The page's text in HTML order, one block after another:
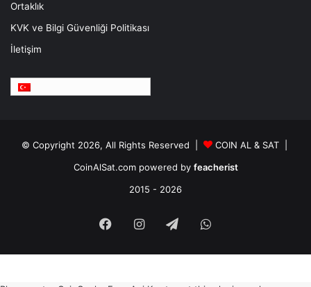
Ortaklık
KVK ve Bilgi Güvenliği Politikası
İletişim
© Copyright 2026, All Rights Reserved |
COIN AL & SAT |
CoinAlSat.com powered by feacherist
2015 - 2026
FacebookInstagram
TelegramWhatsApp